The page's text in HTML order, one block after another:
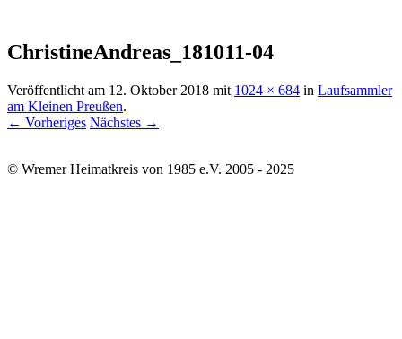
ChristineAndreas_181011-04
Veröffentlicht am 12. Oktober 2018 mit 1024 × 684 in Laufsammler
am Kleinen Preußen.
← Vorheriges Nächstes →
© Wremer Heimatkreis von 1985 e.V. 2005 - 2025